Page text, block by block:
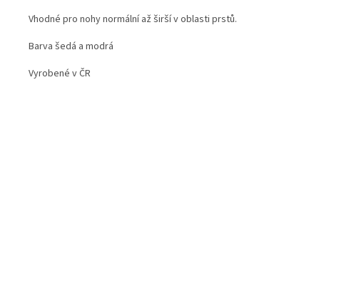
Vhodné pro nohy normální až širší v oblasti prstů.
Barva šedá a modrá
Vyrobené v ČR